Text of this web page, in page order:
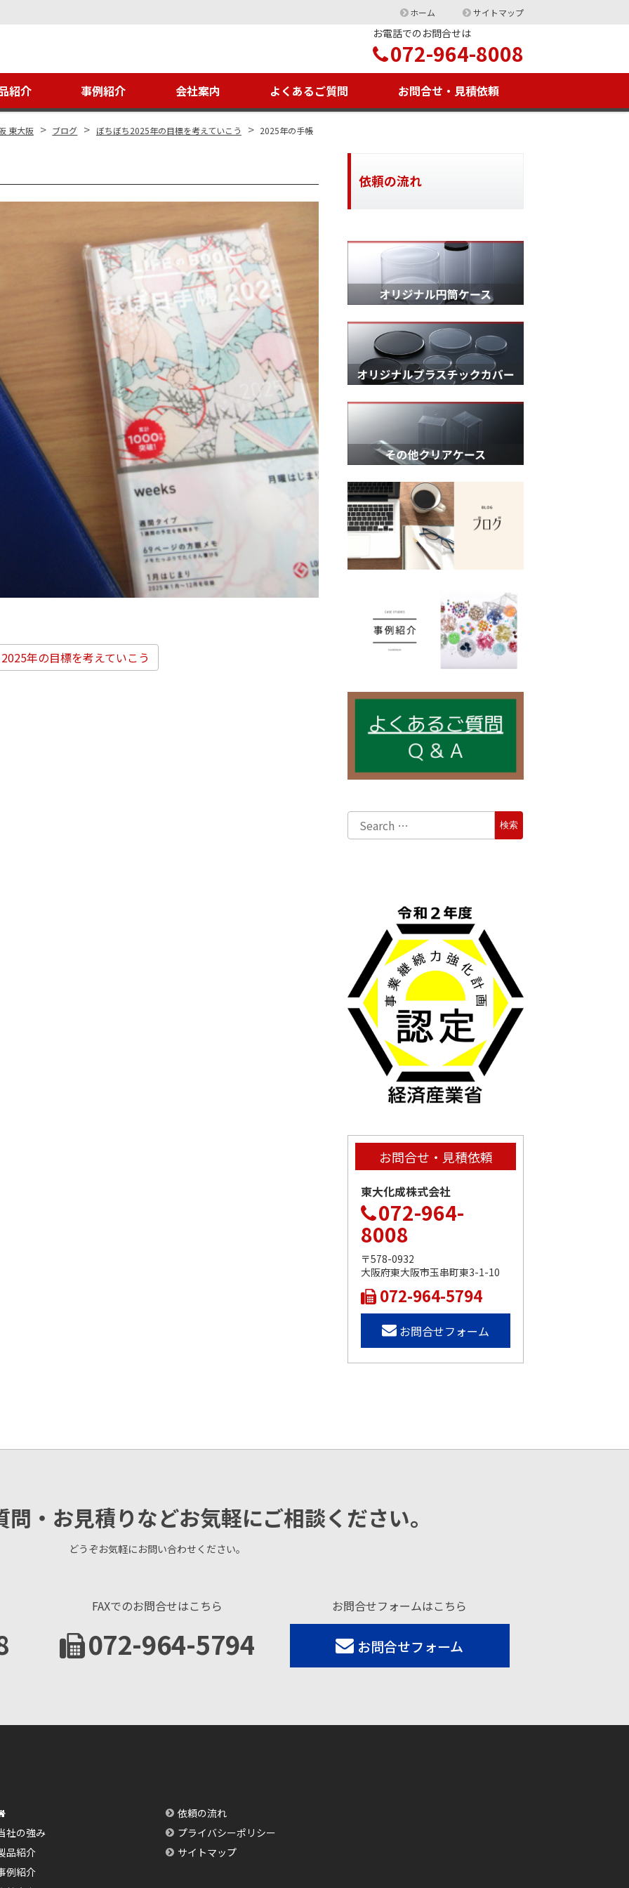
ホーム サイトマップ
お電話でのお問合せは
072-964-8008
紹介 事例紹介 会社案内 よくあるご質問 お問合せ・見積依頼
東大阪 > ブログ > ぼちぼち2025年の目標を考えていこう > 2025年の手帳
年の目標を考えていこう
依頼の流れ
お問合せ・見積依頼
東大化成株式会社
072-964-
8008
〒578-0932
大阪府東大阪市玉串町東3-1-10
072-964-5794
お問合せフォーム
・お見積りなどお気軽にご相談ください。
どうぞお気軽にお問い合わせください。
FAXでのお問合せはこちら
072-964-5794
お問合せフォームはこちら
お問合せフォーム
社の強み
品紹介
例紹介
依頼の流れ
プライバシーポリシー
サイトマップ